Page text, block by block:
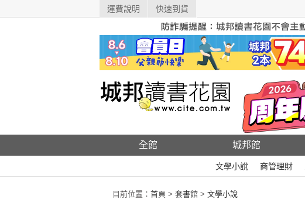
運費說明 快速到貨
全館 城邦館
文學小說 商管理財
目前位置： 首頁 > 套書館 > 文學小說